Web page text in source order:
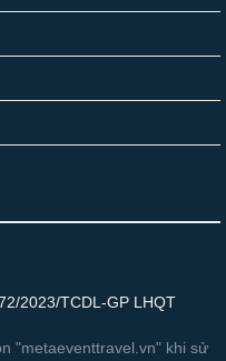
2023/TCDL-GP LHQT
"metaeventtravel.vn" khi sử